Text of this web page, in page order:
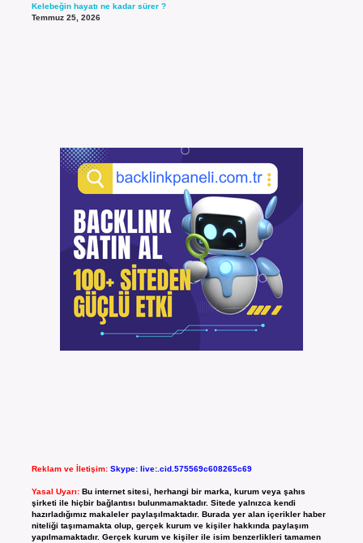
Kelebeğin hayatı ne kadar sürer ?
Temmuz 25, 2026
Reklam ve İletişim: Skype: live:.cid.575569c608265c69
Yasal Uyarı: Bu internet sitesi, herhangi bir marka, kurum veya şahıs
şirketi ile hiçbir bağlantısı bulunmamaktadır. Sitede yalnızca kendi
hazırladığımız makaleler paylaşılmaktadır. Burada yer alan içerikler haber
niteliği taşımamakta olup, gerçek kurum ve kişiler hakkında paylaşım
yapılmamaktadır. Gerçek kurum ve kişiler ile isim benzerlikleri tamamen